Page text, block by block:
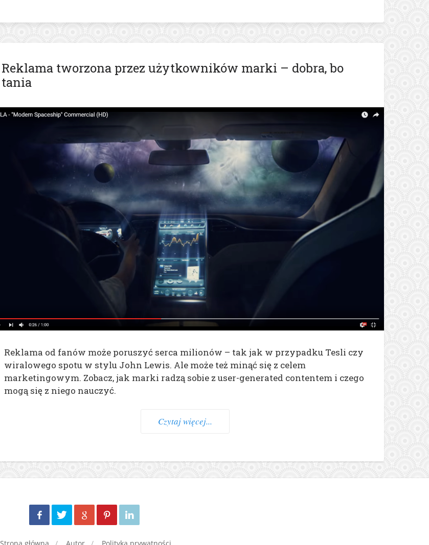
Reklama tworzona przez użytkowników marki – dobra, bo
tania
Reklama od fanów może poruszyć serca milionów – tak jak w przypadku Tesli czy
wiralowego spotu w stylu John Lewis. Ale może też minąć się z celem
marketingowym. Zobacz, jak marki radzą sobie z user-generated contentem i czego
mogą się z niego nauczyć.
Czytaj więcej...